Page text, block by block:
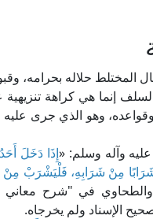
حلاله بحرامه،
إنما هي كراهة تنزيهية
وهو الذي جرى
وآله وسلم: «إِذَا دَخَلَ
مِنْ شَرَابِهِ، فَلْيَشْرَبْ مِنْ
في "شرح معاني
الإسناد ولم يخرجاه.